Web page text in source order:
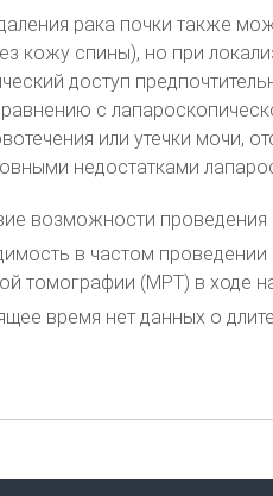
рака почки также
кожу спины), но при
доступ
с
или утечки мочи,
недостатками
возможности
в частом
томографии (МРТ) в ходе
время нет данных о